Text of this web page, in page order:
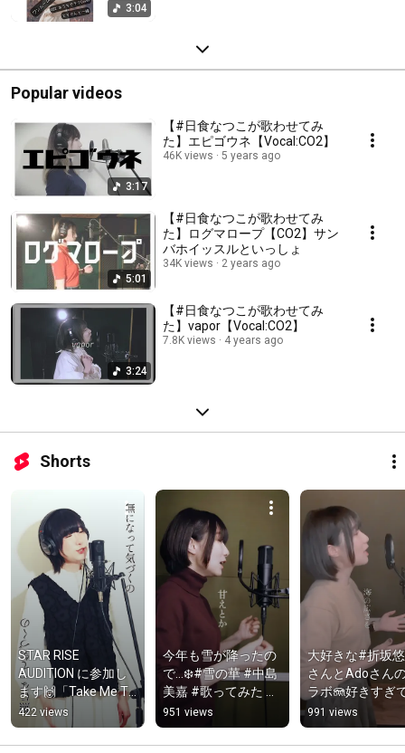
3:04
Popular videos
3:17
【#日食なつこが歌わせてみ
た】エピゴウネ【Vocal:CO2】
46K views 5 years ago
5:01
【#日食なつこが歌わせてみ
た】ログマロープ【CO2】サン
バホイッスルといっしょ
34K views 2 years ago
3:24
【#日食なつこが歌わせてみ
た】vapor【Vocal:CO2】
7.8K views 4 years ago
Shorts
STAR RISE
AUDITION に参加し
ます🙌「Take Me To
The Moon」
#STARRISEオーディ
ション#スターライ
422 views
今年も雪が降ったの
で…❄️#雪の華 #中島
美嘉 #歌ってみた
#COVER #CO2
#STSstudio
951 views
大好きな#折坂
さんとAdoさん
ラボ🪼好きすぎ
わせていただき
た😭🎤#世界の
き/#ado  #歌っ
991 views